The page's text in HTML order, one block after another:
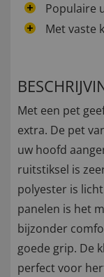
Populaire
Met vaste
Met een pet
extra. De pet
uw hoofd
ruitstiksel is
polyester is
panelen is het
bijzonder
goede grip. De
perfect voor